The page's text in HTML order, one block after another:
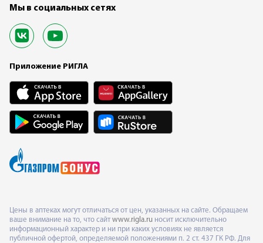
Мы в социальных сетях
Приложение РИГЛА
Цены в аптеках могут отличаться от цен, указанных на сайте. Обращаем
ваше внимание на то, что сайт www.rigla.ru носит исключительно
информационный характер и ни при каких условиях не является
публичной офертой, определяемой положениями п. 2 ст. 437 ГК РФ. Для